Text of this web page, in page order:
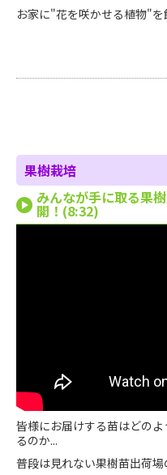
お家に"花を咲かせる植物"を
果樹栽培
みんなが手に取る果
開！(8:32)
皆様にお届けする苗はどの
るのか...
普段は見れない果樹苗出荷場